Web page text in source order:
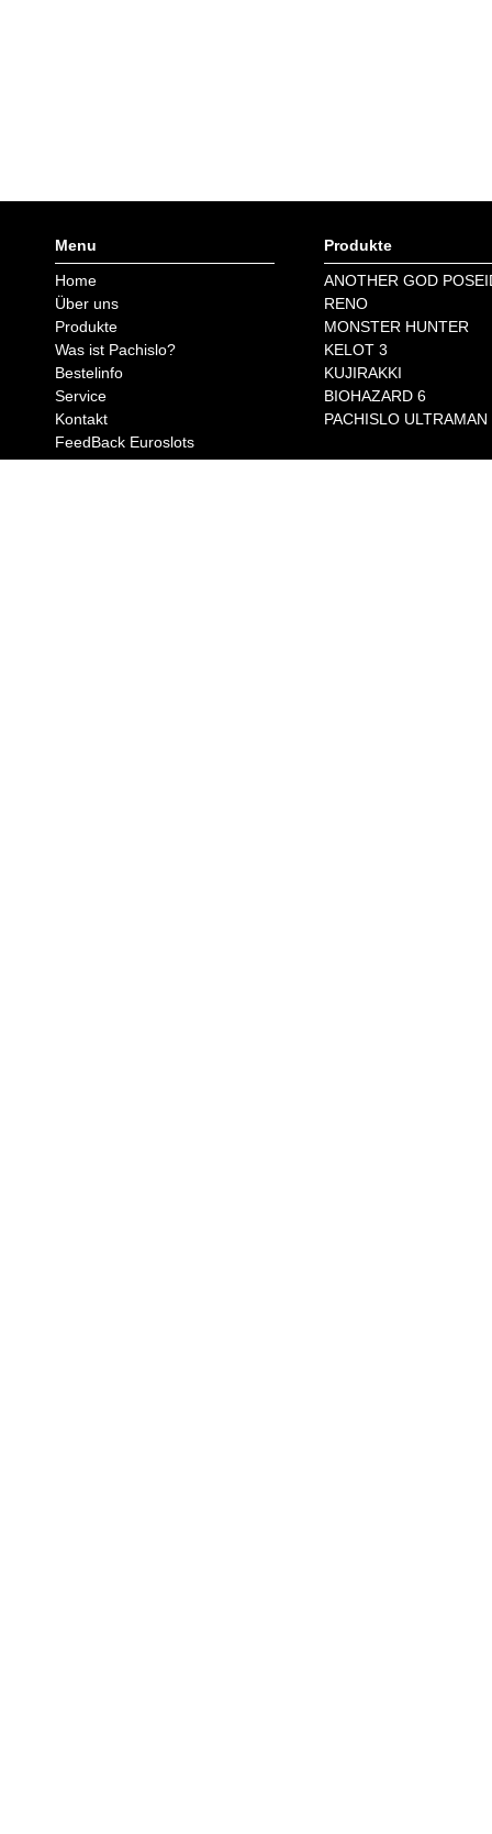
Menu
Home
Über uns
Produkte
Was ist Pachislo?
Bestelinfo
Service
Kontakt
FeedBack Euroslots
Produkte
ANOTHER GOD
RENO
MONSTER HUNTER
KELOT 3
KUJIRAKKI
BIOHAZARD 6
PACHISLO ULTRAMAN